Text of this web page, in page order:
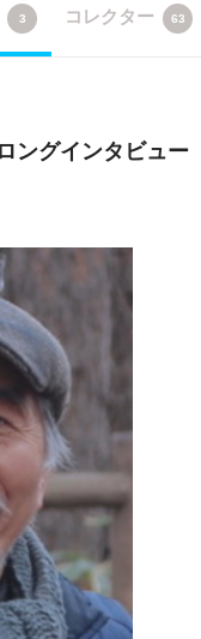
3 コレクター 63
ングインタビュー